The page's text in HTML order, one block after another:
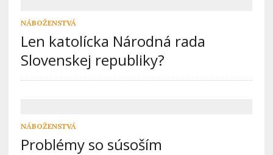
NÁBOŽENSTVÁ
Len katolícka Národná rada
Slovenskej republiky?
NÁBOŽENSTVÁ
Problémy so súsoším